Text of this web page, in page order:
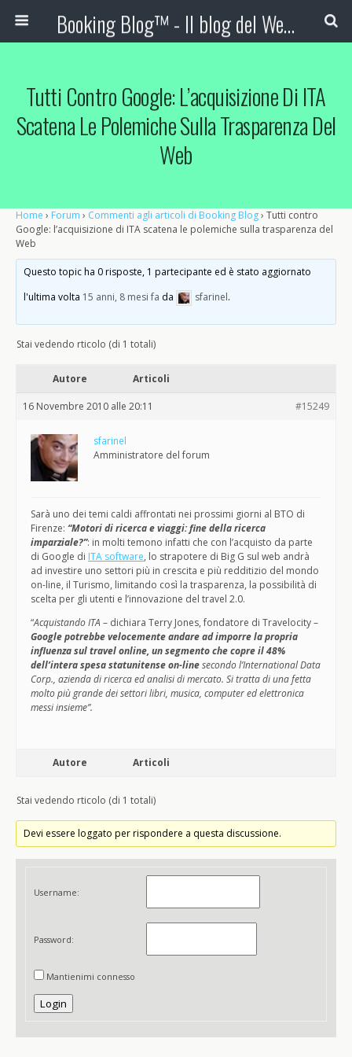
Booking Blog™ - Il blog del Web Marketing Turistico
Tutti Contro Google: L’acquisizione Di ITA
Scatena Le Polemiche Sulla Trasparenza Del
Web
Home › Forum › Commenti agli articoli di Booking Blog› Tutti contro
Google: l’acquisizione di ITA scatena le polemiche sulla trasparenza del
Web
Questo topic ha 0 risposte, 1 partecipante ed è stato aggiornato
l'ultima volta 15 anni, 8 mesi fa da sfarinel.
Stai vedendo rticolo (di 1 totali)
Autore Articoli
16 Novembre 2010 alle 20:11 #15249
sfarinel
Amministratore del forum
Sarà uno dei temi caldi affrontati nei prossimi giorni al BTO di
Firenze: “Motori di ricerca e viaggi: fine della ricerca
imparziale?”: in molti temono infatti che con l’acquisto da parte
di Google di ITA software, lo strapotere di Big G sul web andrà
ad investire uno settori più in crescita e più redditizio del mondo
on-line, il Turismo, limitando così la trasparenza, la possibilità di
scelta per gli utenti e l’innovazione del travel 2.0.
“Acquistando ITA – dichiara Terry Jones, fondatore di Travelocity –
Google potrebbe velocemente andare ad imporre la propria
influenza sul travel online, un segmento che copre il 48%
dell’intera spesa statunitense on-linesecondo l’International Data
Corp., azienda di ricerca ed analisi di mercato. Si tratta di una fetta
molto più grande dei settori libri, musica, computer ed elettronica
messi insieme”.
Autore Articoli
Stai vedendo rticolo (di 1 totali)
Devi essere loggato per rispondere a questa discussione.
Username:
Password:
Mantienimi connesso
Login